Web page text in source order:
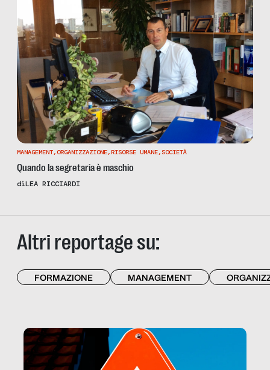
MANAGEMENT,ORGANIZZAZIONE,RISORSE UMANE, SOCIETÀ
Quando la segretaria è maschio
diLEA RICCIARDI
Altri reportage su:
FORMAZIONE MANAGEMENT